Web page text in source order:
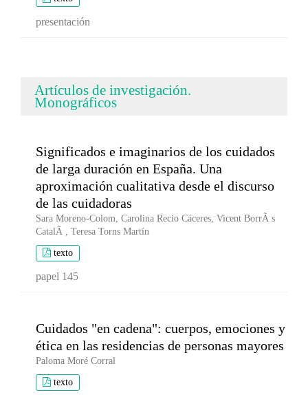
presentación
Artículos de investigación.
Monográficos
Significados e imaginarios de los cuidados
de larga duración en España. Una
aproximación cualitativa desde el discurso
de las cuidadoras
Sara Moreno-Colom, Carolina Recio Cáceres, Vicent BorrÃ s
CatalÃ , Teresa Torns Martín
texto
papel 145
Cuidados "en cadena": cuerpos, emociones y
ética en las residencias de personas mayores
Paloma Moré Corral
texto